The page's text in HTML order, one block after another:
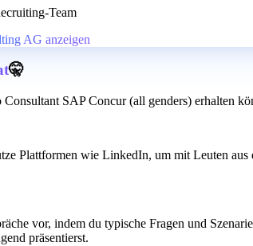
Team
AG anzeigen
🤫
SAP Concur (all genders) erhalten
Plattformen wie LinkedIn, um mit Leuten
vor, indem du typische Fragen und
präsentierst.